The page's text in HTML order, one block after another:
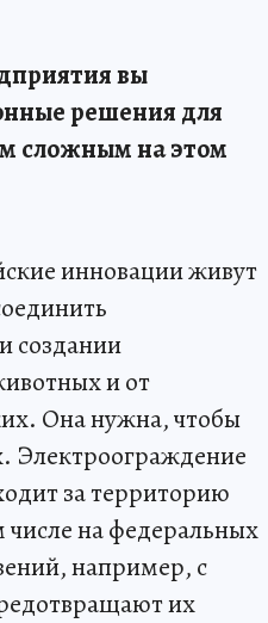
вы
решения для
сложным на этом
инновации живут
создании
и от
Она нужна, чтобы
Электроограждение
за территорию
числе на федеральных
например, с
их